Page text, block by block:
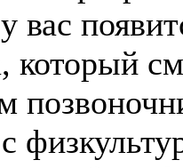
вас
который